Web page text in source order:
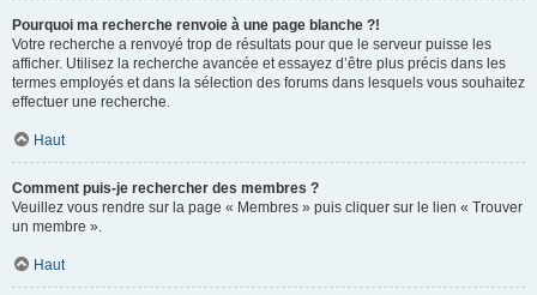
Pourquoi ma recherche renvoie à une page blanche ?!
Votre recherche a renvoyé trop de résultats pour que le serveur puisse les
afficher. Utilisez la recherche avancée et essayez d’être plus précis dans les
termes employés et dans la sélection des forums dans lesquels vous souhaitez
effectuer une recherche.
Haut
Comment puis-je rechercher des membres ?
Veuillez vous rendre sur la page « Membres » puis cliquer sur le lien « Trouver
un membre ».
Haut